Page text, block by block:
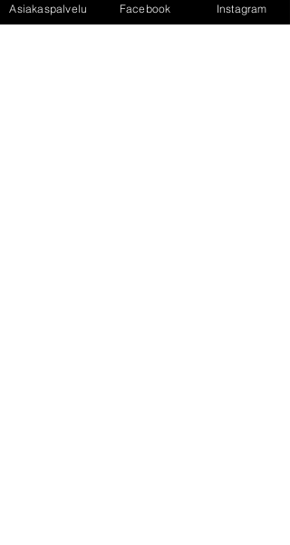
www.lejos.fi
Asiakaspalvelu Facebook Instagram